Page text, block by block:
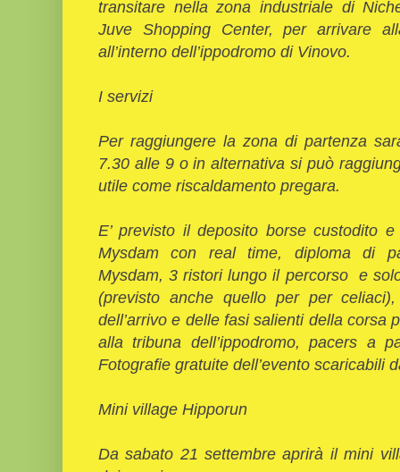
transitare nella zona industriale di
Juve Shopping Center, per arrivare
all’interno dell’ippodromo di Vinovo.
I servizi
Per raggiungere la zona di partenza
7.30 alle 9 o in alternativa si può
utile come riscaldamento pregara.
E’ previsto il deposito borse custodito
Mysdam con real time, diploma di
Mysdam, 3 ristori lungo il percorso e
(previsto anche quello per per
dell’arrivo e delle fasi salienti della corsa
alla tribuna dell’ippodromo, pacers a
Fotografie gratuite dell’evento scaricabili
Mini village Hipporun
Da sabato 21 settembre aprirà il mini